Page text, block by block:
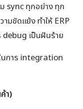
sync ทุกอย่าง ทุก
มขัดแย้ง ทำให้ ERP
debug เป็นฝันร้าย
นการ integration
า)